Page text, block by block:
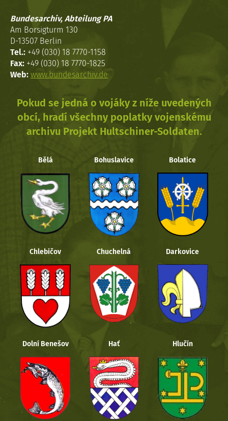
Bundesarchiv, Abteilung PA
Am Borsigturm 130
D-13507 Berlin
Tel.: +49 (030) 18 7770-1158
Fax: +49 (030) 18 7770-1825
Web: www.bundesarchiv.de
Pokud se jedná o vojáky z níže uvedených
obcí, hradí všechny poplatky vojenskému
archivu Projekt Hultschiner-Soldaten.
Bělá Bohuslavice Bolatice
Chlebičov Chuchelná Darkovice
Dolní Benešov Hať Hlučín